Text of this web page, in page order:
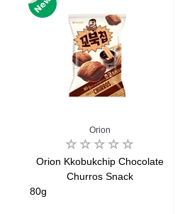
Orion
Orion Kkobukchip Chocolate
Churros Snack
80g